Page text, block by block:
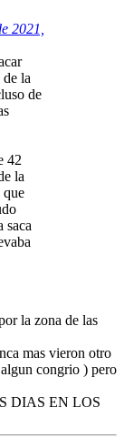
2021,
la
de
42
la
que
saca
la zona de las
mas vieron otro
congrio ) pero
DIAS EN LOS